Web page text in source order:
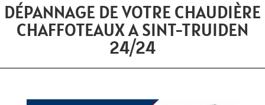
DÉPANNAGE DE VOTRE CHAUDIÈRE
CHAFFOTEAUX A SINT-TRUIDEN
24/24